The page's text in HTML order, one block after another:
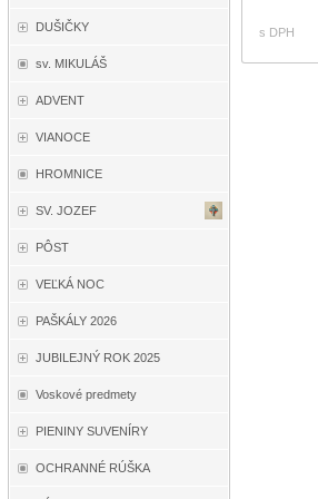
DUŠIČKY
sv. MIKULÁŠ
ADVENT
VIANOCE
HROMNICE
SV. JOZEF
PÔST
VEĽKÁ NOC
PAŠKÁLY 2026
JUBILEJNÝ ROK 2025
Voskové predmety
PIENINY SUVENÍRY
OCHRANNÉ RÚŠKA
s DPH